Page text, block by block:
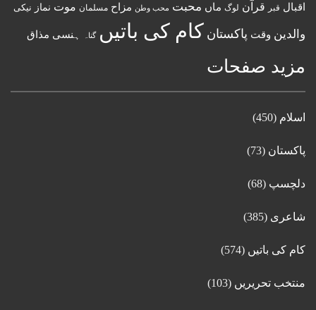
اقبال قبر قرآن لوگ ماں محبت محب وطن مزاح مسلمان موت نماز نیکی
والدین وقت پاکستان کام کی باتیں گناہ ہنسی مذاق
مزید صفحات
اسلام (450)
پاکستان (73)
دلچسپ (68)
شاعری (385)
کام کی باتیں (574)
منتخب تحریریں (103)